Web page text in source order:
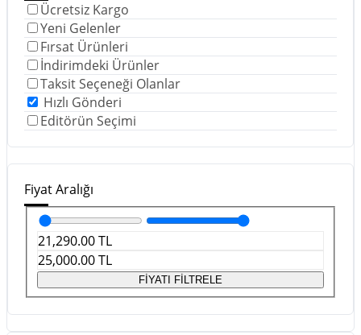
Ücretsiz Kargo
Yeni Gelenler
Fırsat Ürünleri
İndirimdeki Ürünler
Taksit Seçeneği Olanlar
Hızlı Gönderi
Editörün Seçimi
Fiyat Aralığı
21,290.00TL
25,000.00TL
FİYATI FİLTRELE